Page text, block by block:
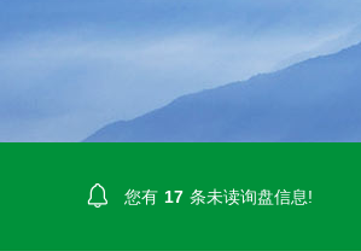
您有 17 条未读询盘信息!